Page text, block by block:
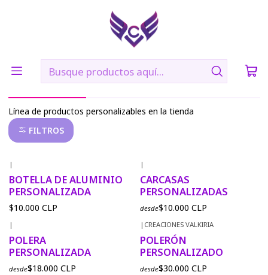
🛠️ Confección: 2 días hábiles | 🚚 Envíos vía Blue Express a
PERSONALIZADOS
PERSONALIZADOS
Línea de productos personalizables en la tienda
FILTROS
|
BOTELLA DE ALUMINIO
PERSONALIZADA
$10.000 CLP
|
CARCASAS
PERSONALIZADAS
desde$10.000 CLP
|
POLERA
PERSONALIZADA
desde$18.000 CLP
| CREACIONES VALKIRIA
POLERÓN
PERSONALIZADO
desde$30.000 CLP